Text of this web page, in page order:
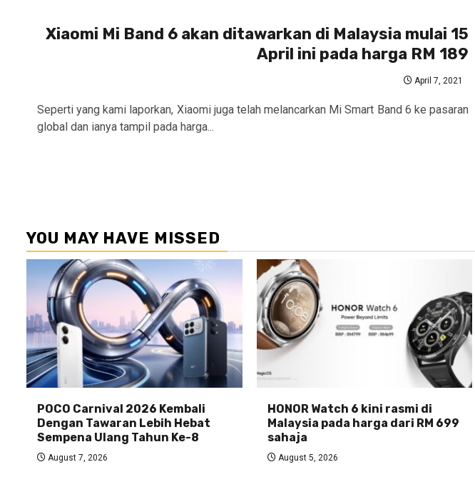
Xiaomi Mi Band 6 akan ditawarkan di Malaysia mulai 15
April ini pada harga RM 189
April 7, 2021
Seperti yang kami laporkan, Xiaomi juga telah melancarkan Mi Smart Band 6 ke pasaran
global dan ianya tampil pada harga...
YOU MAY HAVE MISSED
POCO Carnival 2026 Kembali
Dengan Tawaran Lebih Hebat
Sempena Ulang Tahun Ke-8
August 7, 2026
HONOR Watch 6 kini rasmi di
Malaysia pada harga dari RM 699
sahaja
August 5, 2026